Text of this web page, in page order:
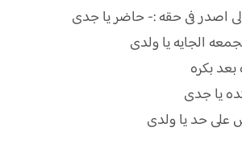
اصدر فى حقه :- حاضر يا جدى
الجايه يا ولدى
بكره
يا جدى
على حد يا ولدى